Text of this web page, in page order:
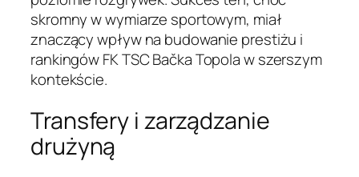
skromny w wymiarze sportowym, miał
znaczący wpływ na budowanie prestiżu i
rankingów FK TSC Bačka Topola w szerszym
kontekście.
Transfery i zarządzanie
drużyną